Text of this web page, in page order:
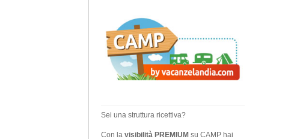
Sei una struttura ricettiva?
Con la visibilità PREMIUMsu CAMP hai